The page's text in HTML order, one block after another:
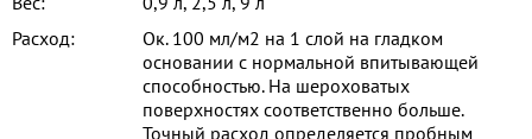
Расход:
Ок. 100 мл/м2 на 1 слой на гладком
основании с нормальной впитывающей
способностью. На шероховатых
поверхностях соответственно больше.
Точный расход определяется пробным